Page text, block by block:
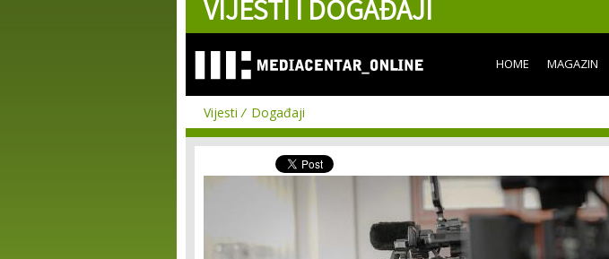
content
VIJESTI I DOGAĐAJI
HOME MAGAZIN
Vijesti Događaji